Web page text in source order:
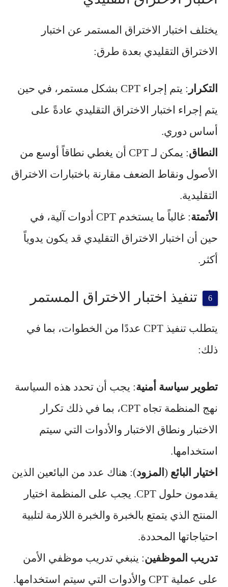
يختلف اختبار الاختراق المستمر عن اختبار
الاختراق التقليدي بعدة طرق:
التكرار
: يتم إجراء CPT بشكل مستمر، في حين
يتم إجراء اختبار الاختراق التقليدي عادةً على
أساس دوري.
النطاق
: يمكن لـ CPT أن يغطي نطاقاً أوسع من
الأصول ونقاط الضعف مقارنة باختبارات الاختراق
التقليدية.
الأتمتة
: غالباً ما يستخدم CPT أدوات آلية، في
حين أن اختبار الاختراق التقليدي قد يكون يدوياً
أكثر.
تنفيذ اختبار الاختراق المستمر
يتطلب تنفيذ CPT عددًا من الخطوات، بما في
ذلك:
تطوير سياسة أمنية: يجب أن تحدد هذه السياسة
نهج المنظمة تجاه CPT، بما في ذلك تكرار
الاختبار ونطاق الاختبار والأدوات التي سيتم
استخدامها.
اختيار البائع ( المزود): هناك عدد من البائعين الذين
يقدمون حلول CPT. يجب على المنظمة اختيار
المنتج الذي يتمتع بالخبرة والخبرة اللازمة لتلبية
احتياجاتها المحددة.
تدريب الموظفين: ينبغي تدريب موظفي الأمن
على عملية CPT والأدوات التي سيتم استخدامها.